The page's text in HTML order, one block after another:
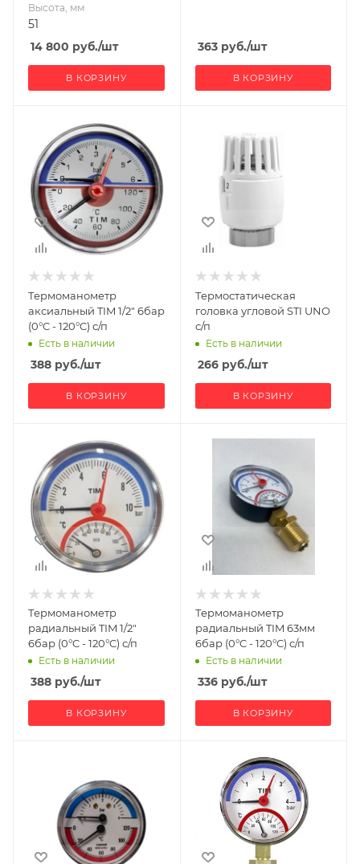
Высота, мм
51
14 800 руб./шт
В КОРЗИНУ
363руб./шт
В КОРЗИНУ
Термоманометр
аксиальный TIM 1/2" 6бар
(0°C - 120°C) с/п
Есть в наличии
388 руб./шт
В КОРЗИНУ
Термостатическая
головка угловой STI UNO
с/п
Есть в наличии
266руб./шт
В КОРЗИНУ
Термоманометр
радиальный TIM 1/2"
6бар (0°C - 120°C) с/п
Есть в наличии
388 руб./шт
В КОРЗИНУ
Термоманометр
радиальный TIM 63мм
6бар (0°C - 120°C) с/п
Есть в наличии
336руб./шт
В КОРЗИНУ